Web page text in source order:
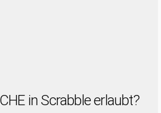
in Scrabble erlaubt?